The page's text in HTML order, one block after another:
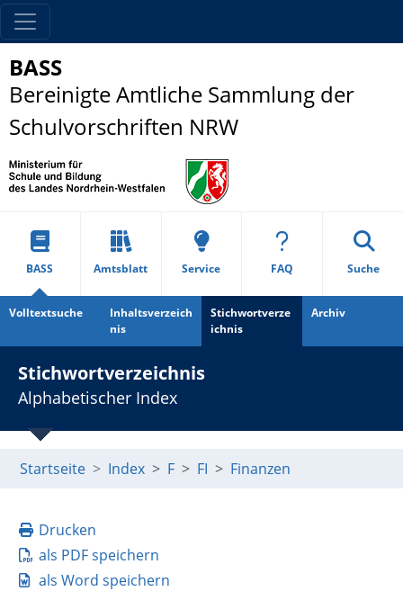
BASS
Bereinigte Amtliche Sammlung der
Schulvorschriften NRW
BASS Amtsblatt Service FAQ Suche
Volltextsuche
Inhaltsverzeich
nis
Stichwortverze
ichnis
Archiv
Stichwortverzeichnis
Alphabetischer Index
Startseite Index F FI Finanzen
Drucken
als PDF speichern
als Word speichern